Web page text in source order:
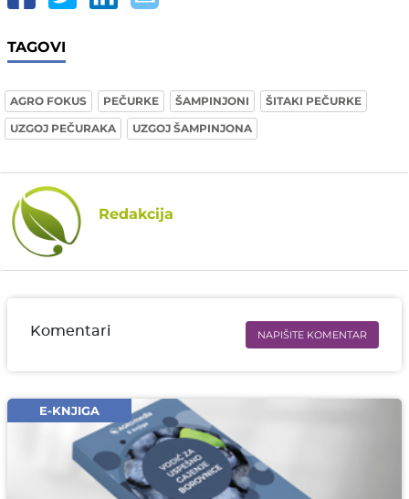
TAGOVI
AGRO FOKUS PEČURKE ŠAMPINJONI
ŠITAKI PEČURKE
UZGOJ PEČURAKA
UZGOJ ŠAMPINJONA
Redakcija
Komentari NAPIŠITE KOMENTAR
Email* obavezno
Komentar* obavezno
E-KNJIGA